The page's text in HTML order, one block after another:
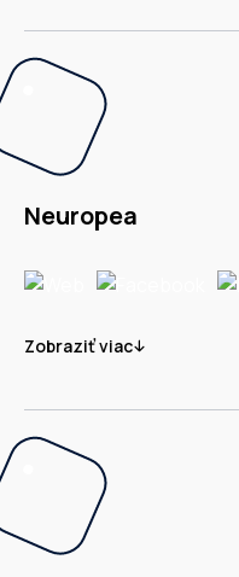
Neuropea
Zobraziť viac